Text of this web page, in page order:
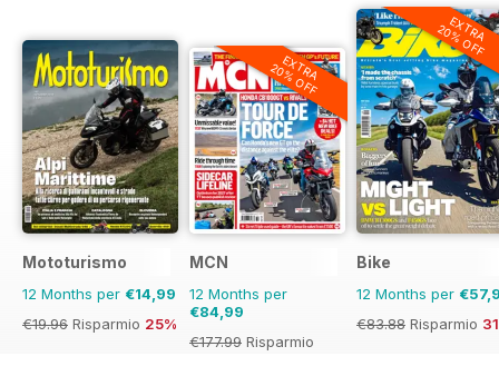
Mototurismo
12 Months per €14,99
€19.96 Risparmio 25%
EXTRA
20% OFF
MCN
12 Months per
€84,99
€177.99 Risparmio
EXTRA
20% OFF
Bike
12 Months per
€83.88 Risparmio